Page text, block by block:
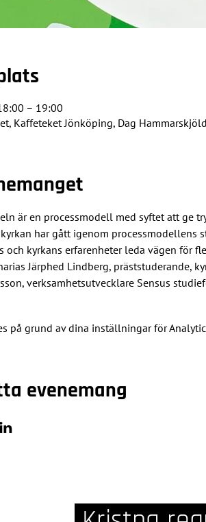
– 19:00
Kaffeteket Jönköping, Dag
är en processmodell med syftet att ge
har gått igenom
och kyrkans erfarenheter leda vägen för
Järphed Lindberg, präststuderande,
verksamhetsutvecklare Sensus
på grund av dina inställningar för
evenemang